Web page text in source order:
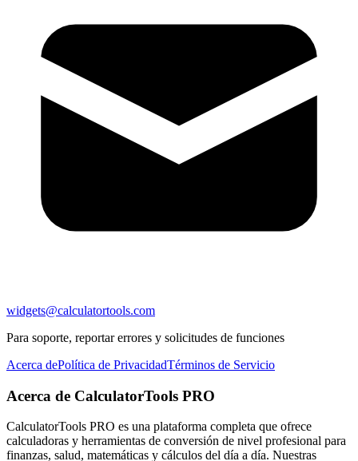
widgets@calculatortools.com
Para soporte, reportar errores y solicitudes de funciones
Acerca dePolítica de PrivacidadTérminos de Servicio
Acerca de CalculatorTools PRO
CalculatorTools PRO es una plataforma completa que ofrece
calculadoras y herramientas de conversión de nivel profesional para
finanzas, salud, matemáticas y cálculos del día a día. Nuestras